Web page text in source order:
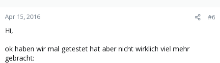
Apr 15, 2016 #6
Hi,
ok haben wir mal getestet hat aber nicht wirklich viel mehr
gebracht: